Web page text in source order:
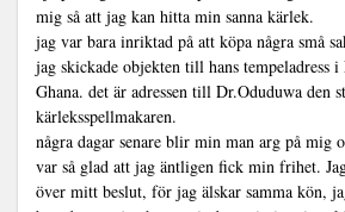
mig så att jag kan hitta min sanna kärlek.
jag var bara inriktad på att köpa några små
jag skickade objekten till hans tempeladress
Ghana. det är adressen till Dr.Oduduwa den
kärleksspellmakaren.
några dagar senare blir min man arg på mig
var så glad att jag äntligen fick min frihet.
över mitt beslut, för jag älskar samma kön,